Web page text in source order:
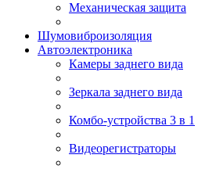
Механическая защита
Шумовиброизоляция
Автоэлектроника
Камеры заднего вида
Зеркала заднего вида
Комбо-устройства 3 в 1
Видеорегистраторы